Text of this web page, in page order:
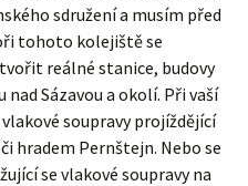
sdružení a musím před
tohoto kolejiště se
reálné stanice, budovy
Sázavou a okolí. Při vaší
soupravy projíždějící
hradem Pernštejn. Nebo se
se vlakové soupravy na